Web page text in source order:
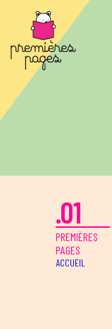
Aller au contenu principal
.01
PREMIÈRES
PAGES
ACCUEIL